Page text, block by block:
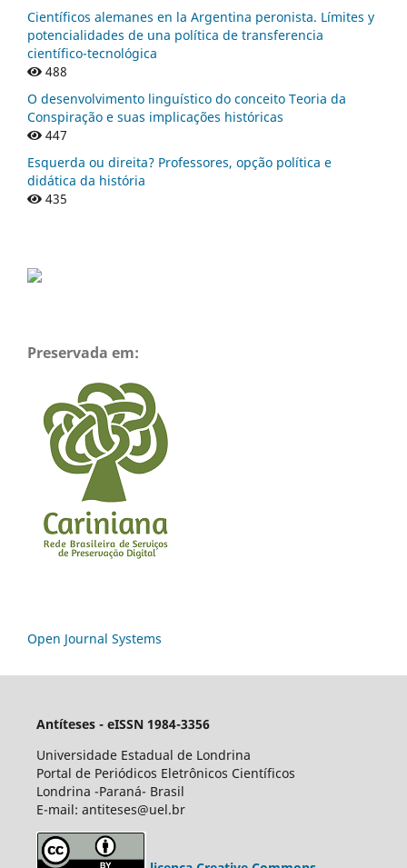
Científicos alemanes en la Argentina peronista. Límites y
potencialidades de una política de transferencia
científico-tecnológica
488
O desenvolvimento linguístico do conceito Teoria da
Conspiração e suas implicações históricas
447
Esquerda ou direita? Professores, opção política e
didática da história
435
Preservada em:
Open Journal Systems
Antíteses - eISSN 1984-3356
Universidade Estadual de Londrina
Portal de Periódicos Eletrônicos Científicos
Londrina -Paraná- Brasil
E-mail: antiteses@uel.br